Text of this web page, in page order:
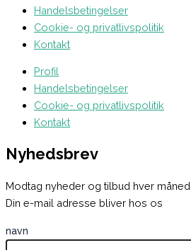
Handelsbetingelser
Cookie- og privatlivspolitik
Kontakt
Profil
Handelsbetingelser
Cookie- og privatlivspolitik
Kontakt
Nyhedsbrev
Modtag nyheder og tilbud hver måned
Din e-mail adresse bliver hos os
navn